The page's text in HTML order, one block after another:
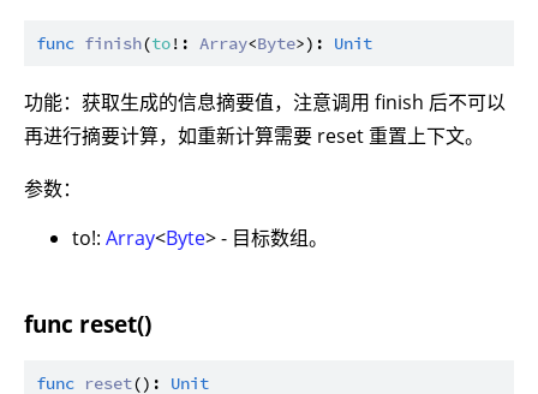
func finish(to!: Array<Byte>): Unit
功能：获取生成的信息摘要值，注意调用 finish 后不可以
再进行摘要计算，如重新计算需要 reset 重置上下文。
参数：
to!: Array<Byte> - 目标数组。
func reset()
func reset(): Unit